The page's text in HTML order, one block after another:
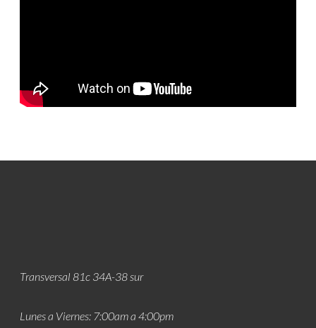
Transversal 81c 34A-38 sur
Lunes a Viernes: 7:00am a 4:00pm